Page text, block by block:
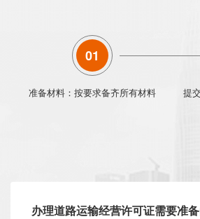
01
准备材料：按要求备齐所有材料
提
办理道路运输经营许可证需要准